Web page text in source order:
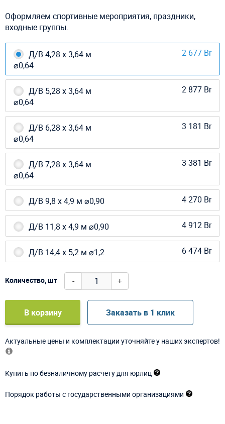
Оформляем спортивные мероприятия, праздники,
входные группы.
Д/В 4,28 х 3,64 м
⌀0,64
2 677 Br
Д/В 5,28 х 3,64 м
⌀0,64
2 877 Br
Д/В 6,28 х 3,64 м
⌀0,64
3 181 Br
Д/В 7,28 х 3,64 м
⌀0,64
3 381 Br
Д/В 9,8 х 4,9 м ⌀0,90 4 270 Br
Д/В 11,8 х 4,9 м ⌀0,90 4 912 Br
Д/В 14,4 х 5,2 м ⌀1,2 6 474 Br
Количество, шт - +
В корзину Заказать в 1 клик
Актуальные цены и комплектации уточняйте у наших экспертов!
Купить по безналичному расчету для юрлиц
Порядок работы с государственными организациями